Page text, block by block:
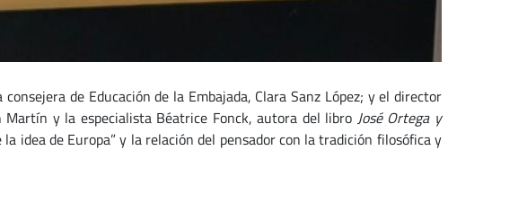
de Educación de la Embajada, Clara Sanz López; y el director
y la especialista Béatrice Fonck, autora del libro José Ortega y
idea de Europa” y la relación del pensador con la tradición filosófica y